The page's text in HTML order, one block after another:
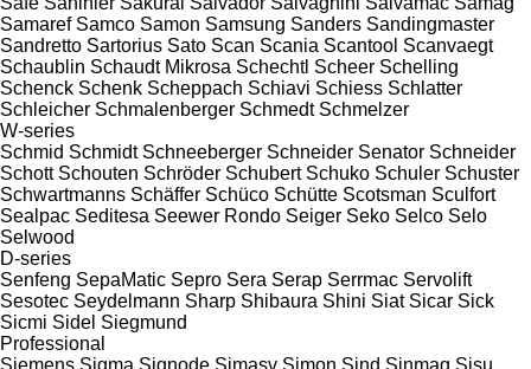
Samaref Samco Samon Samsung Sanders Sandingmaster
Sandretto Sartorius Sato Scan Scania Scantool Scanvaegt
Schaublin Schaudt Mikrosa Schechtl Scheer Schelling
Schenck Schenk Scheppach Schiavi Schiess Schlatter
Schleicher Schmalenberger Schmedt Schmelzer
W-series
Schmid Schmidt Schneeberger Schneider Senator Schneider
Schott Schouten Schröder Schubert Schuko Schuler Schuster
Schwartmanns Schäffer Schüco Schütte Scotsman Sculfort
Sealpac Seditesa Seewer Rondo Seiger Seko Selco Selo
Selwood
D-series
Senfeng SepaMatic Sepro Sera Serap Serrmac Servolift
Sesotec Seydelmann Sharp Shibaura Shini Siat Sicar Sick
Sicmi Sidel Siegmund
Professional
Siemens Sigma Signode Simasv Simon Sind Sinmag Sisu